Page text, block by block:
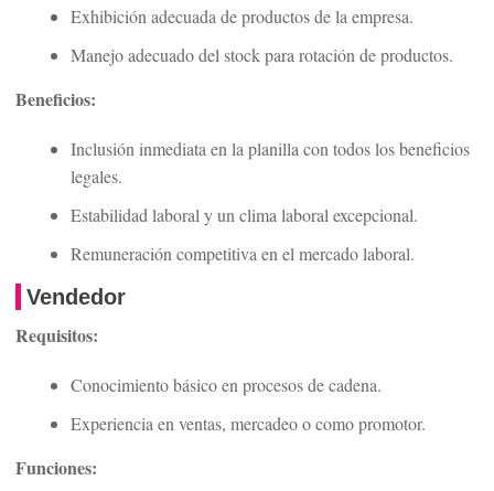
Exhibición adecuada de productos de la empresa.
Manejo adecuado del stock para rotación de productos.
Beneficios:
Inclusión inmediata en la planilla con todos los beneficios
legales.
Estabilidad laboral y un clima laboral excepcional.
Remuneración competitiva en el mercado laboral.
Vendedor
Requisitos:
Conocimiento básico en procesos de cadena.
Experiencia en ventas, mercadeo o como promotor.
Funciones: